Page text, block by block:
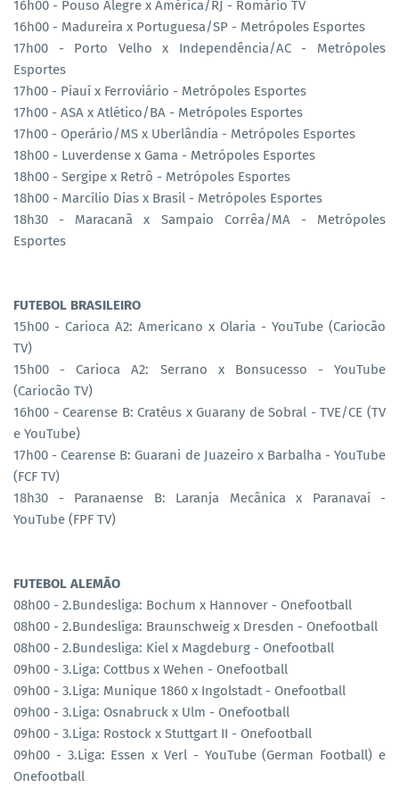
16h00 - Pouso Alegre x América/RJ - Romário TV
16h00 - Madureira x Portuguesa/SP - Metrópoles Esportes
17h00 - Porto Velho x Independência/AC - Metrópoles
Esportes
17h00 - Piauí x Ferroviário - Metrópoles Esportes
17h00 - ASA x Atlético/BA - Metrópoles Esportes
17h00 - Operário/MS x Uberlândia - Metrópoles Esportes
18h00 - Luverdense x Gama - Metrópoles Esportes
18h00 - Sergipe x Retrô - Metrópoles Esportes
18h00 - Marcílio Dias x Brasil - Metrópoles Esportes
18h30 - Maracanã x Sampaio Corrêa/MA - Metrópoles
Esportes
FUTEBOL BRASILEIRO
15h00 - Carioca A2: Americano x Olaria - YouTube (Cariocão
TV)
15h00 - Carioca A2: Serrano x Bonsucesso - YouTube
(Cariocão TV)
16h00 - Cearense B: Cratéus x Guarany de Sobral - TVE/CE (TV
e YouTube)
17h00 - Cearense B: Guarani de Juazeiro x Barbalha - YouTube
(FCF TV)
18h30 - Paranaense B: Laranja Mecânica x Paranavaí -
YouTube (FPF TV)
FUTEBOL ALEMÃO
08h00 - 2.Bundesliga: Bochum x Hannover - Onefootball
08h00 - 2.Bundesliga: Braunschweig x Dresden - Onefootball
08h00 - 2.Bundesliga: Kiel x Magdeburg - Onefootball
09h00 - 3.Liga: Cottbus x Wehen - Onefootball
09h00 - 3.Liga: Munique 1860 x Ingolstadt - Onefootball
09h00 - 3.Liga: Osnabruck x Ulm - Onefootball
09h00 - 3.Liga: Rostock x Stuttgart II - Onefootball
09h00 - 3.Liga: Essen x Verl - YouTube (German Football) e
Onefootball